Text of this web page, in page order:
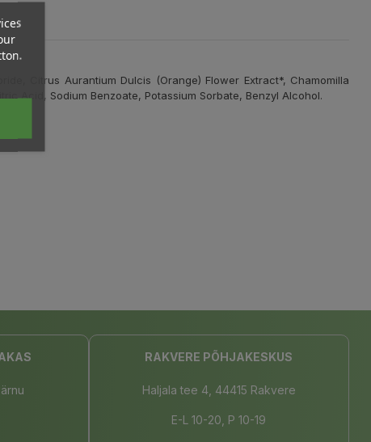
Citrus Aurantium Dulcis (Orange) Flower Extract*, Chamomilla
Acid, Sodium Benzoate, Potassium Sorbate, Benzyl Alcohol.
RAKVERE PÕHJAKESKUS
Haljala tee 4, 44415 Rakvere
E-L 10-20, P 10-19